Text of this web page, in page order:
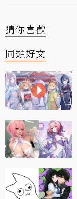
猜你喜歡
同類好文